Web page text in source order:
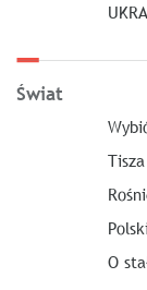
Świat
O